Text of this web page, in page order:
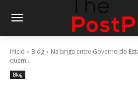
Início Blog
Na briga entre Governo do
quem...
Blog